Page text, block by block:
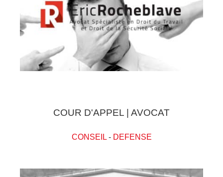
COUR D'APPEL | AVOCAT
CONSEIL- DEFENSE